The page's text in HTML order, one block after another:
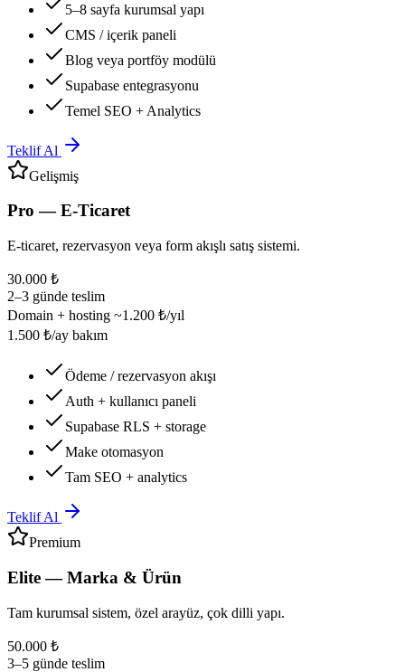
5–8 sayfa kurumsal yapı
CMS / içerik paneli
Blog veya portföy modülü
Supabase entegrasyonu
Temel SEO + Analytics
Teklif Al
Gelişmiş
Pro — E-Ticaret
E-ticaret, rezervasyon veya form akışlı satış sistemi.
30.000 ₺
2–3 günde teslim
Domain + hosting ~1.200 ₺/yıl
1.500 ₺/ay bakım
Ödeme / rezervasyon akışı
Auth + kullanıcı paneli
Supabase RLS + storage
Make otomasyon
Tam SEO + analytics
Teklif Al
Premium
Elite — Marka & Ürün
Tam kurumsal sistem, özel arayüz, çok dilli yapı.
50.000 ₺
3–5 günde teslim